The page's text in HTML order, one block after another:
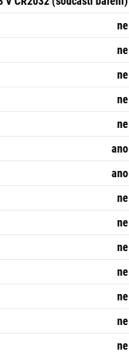
ne
ne
ne
ne
ne
ano
ano
ne
ne
ne
ne
ne
ne
ne